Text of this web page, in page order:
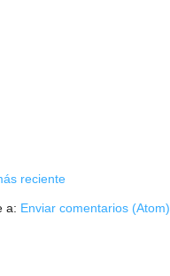
reciente
a: Enviar comentarios (Atom)